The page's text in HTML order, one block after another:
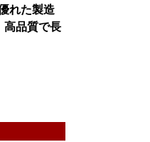
れた製造
高品質で長